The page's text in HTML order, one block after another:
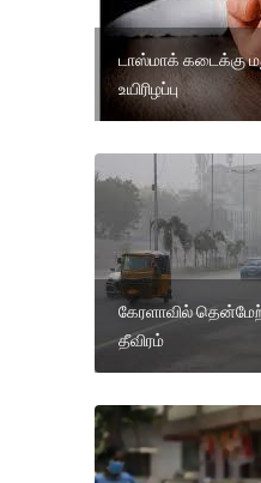
டாஸ்மாக் கடைக்கு
உயிரிழப்பு
கேரளாவில்
தீவிரம்